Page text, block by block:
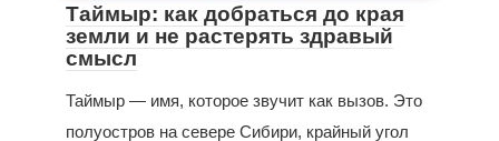
Таймыр: как добраться до края
земли и не растерять здравый
смысл
Таймыр — имя, которое звучит как вызов. Это
полуостров на севере Сибири, крайный угол